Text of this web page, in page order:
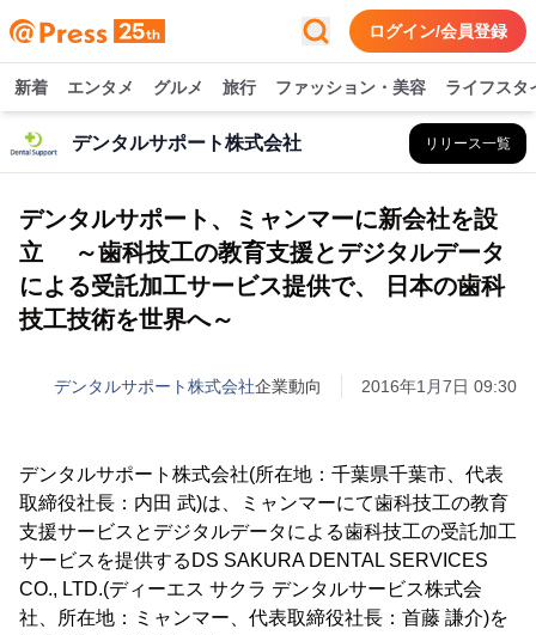
ログイン/会員登録
新着 エンタメ グルメ 旅行 ファッション・美容 ライフスタ
デンタルサポート株式会社 リリース一覧
デンタルサポート、ミャンマーに新会社を設
立 ～歯科技工の教育支援とデジタルデータ
による受託加工サービス提供で、 日本の歯科
技工技術を世界へ～
デンタルサポート株式会社企業動向 2016年1月7日 09:30
デンタルサポート株式会社(所在地：千葉県千葉市、代表
取締役社長：内田 武)は、ミャンマーにて歯科技工の教育
支援サービスとデジタルデータによる歯科技工の受託加工
サービスを提供するDS SAKURA DENTAL SERVICES
CO., LTD.(ディーエス サクラ デンタルサービス株式会
社、所在地：ミャンマー、代表取締役社長：首藤 謙介)を